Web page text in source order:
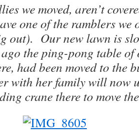
we moved, aren’t
one of the ramblers we
out). Our new lawn is
ago the ping-pong table
had been moved to the
with her family will now
crane there to move